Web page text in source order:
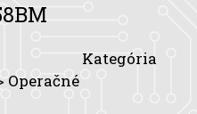
Kategória
Operačné